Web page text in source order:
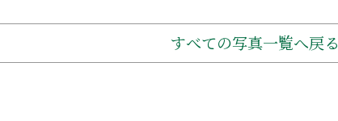
すべての写真一覧へ戻る